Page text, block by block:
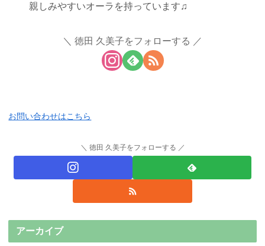
親しみやすいオーラを持っています♫
徳田 久美子をフォローする
お問い合わせはこちら
徳田 久美子をフォローする
アーカイブ